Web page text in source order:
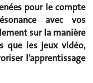
pour le compte
avec vos
sur la manière
que les jeux vidéo,
l’apprentissage